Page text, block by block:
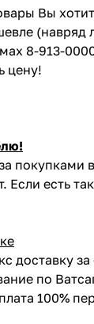
Вы
(навряд
8-913-
цену!
покупками
Если есть
доставку за
по
100%